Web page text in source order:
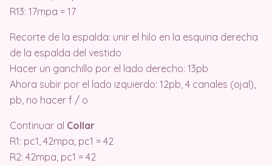
R13: 17mpa = 17
Recorte de la espalda: unir el hilo en la esquina derecha
de la espalda del vestido
Hacer un ganchillo por el lado derecho: 13pb
Ahora subir por el lado izquierdo: 12pb, 4 canales (ojal),
pb, no hacer f / o
Continuar al Collar
R1: pc1, 42mpa, pc1 = 42
R2: 42mpa, pc1 = 42